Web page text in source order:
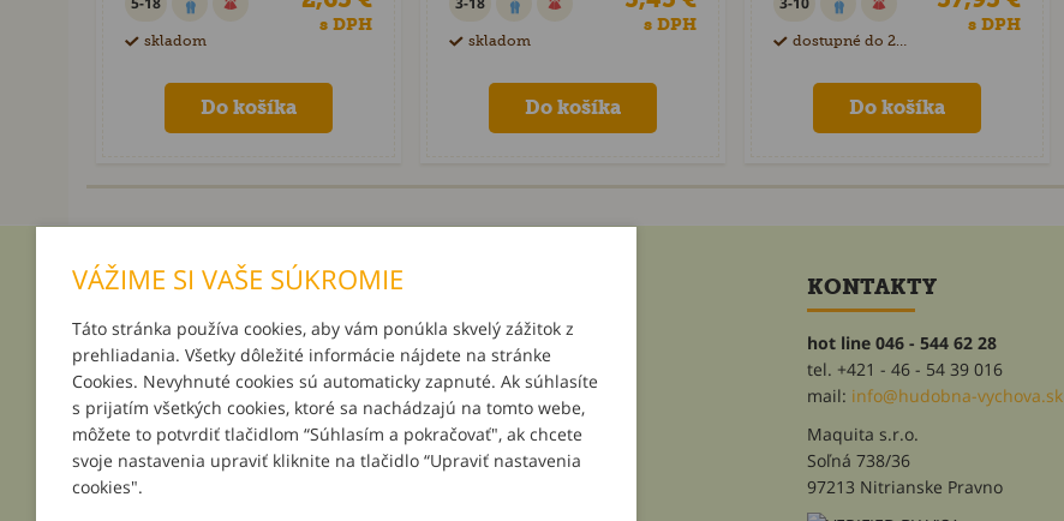
skladom
s DPH
skladom
s DPH
dostupné do 28 dní
s DPH
INFORMÁCIE
O nás
Platba a doručenie
Darčeky k objednávkam
Podpor svoju školu
Všeobecné obchodné podmienky
Reklamačné podmienky
Kontakt
Prihlásenie
Registrácia
Zabudnuté heslo
KONTAKTY
hot line 046 - 544 62 28
tel. +421 - 46 - 54 39 016
mail: info@hudobna-vychova.sk
Maquita s.r.o.
Soľná 738/36
97213 Nitrianske Pravno
VÁŽIME SI VAŠE SÚKROMIE
Táto stránka používa cookies, aby vám ponúkla skvelý zážitok z
prehliadania. Všetky dôležité informácie nájdete na stránke
Cookies. Nevyhnuté cookies sú automaticky zapnuté. Ak súhlasíte
s prijatím všetkých cookies, ktoré sa nachádzajú na tomto webe,
môžete to potvrdiť tlačidlom “Súhlasím a pokračovať", ak chcete
svoje nastavenia upraviť kliknite na tlačidlo “Upraviť nastavenia
cookies".